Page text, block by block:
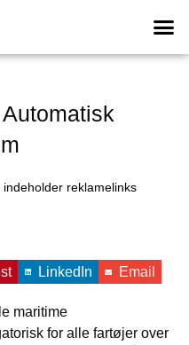
indeholder reklamelinks
LinkedIn Email
maritime
for alle fartøjer over